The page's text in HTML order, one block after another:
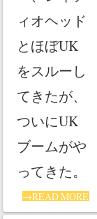
ィオヘッド
とほぼUK
をスルーし
てきたが、
ついにUK
ブームがや
ってきた。
→READ MORE